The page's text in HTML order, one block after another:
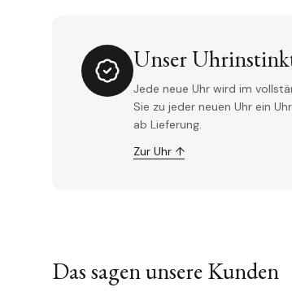
Unser
Jede neue Uhr wird im
Sie zu jeder neuen Uhr ein
ab Lieferung.
Zur Uhr ↑
Das sagen unsere Kunden